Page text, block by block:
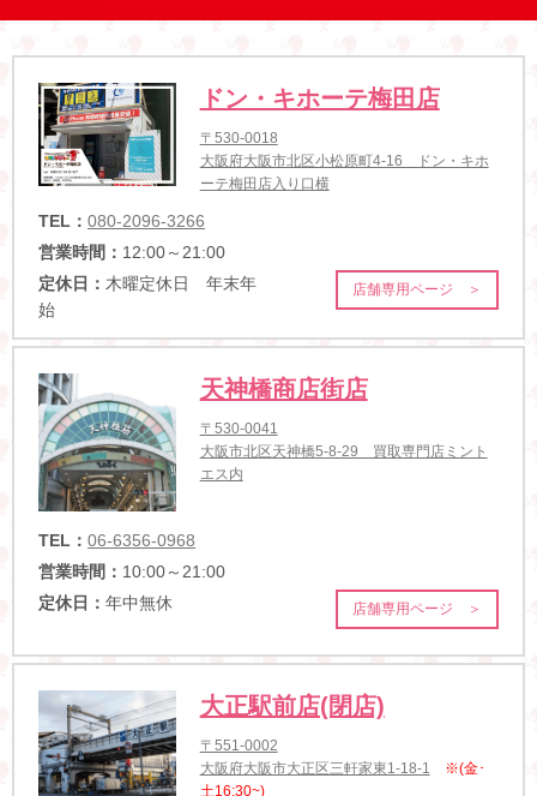
ドン・キホーテ梅田店
〒530-0018
大阪府大阪市北区小松原町4-16 ドン・キホ
ーテ梅田店入り口横
TEL： 080-2096-3266
営業時間： 12:00～21:00
定休日： 木曜定休日 年末年
始
店舗専用ページ ＞
天神橋商店街店
〒530-0041
大阪市北区天神橋5-8-29 買取専門店ミント
エス内
TEL： 06-6356-0968
営業時間： 10:00～21:00
定休日： 年中無休 店舗専用ページ ＞
大正駅前店(閉店)
〒551-0002
大阪府大阪市大正区三軒家東1-18-1
※(金･
土16:30~)